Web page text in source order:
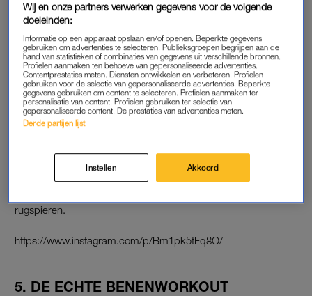
traint je benen, armen en jecore. Eenfull-body workoutdus.
https://www.instagram.com/p/BqpnBovl-0J/
4. ‘AB WHEEL WORKOUT’, MAAR
DAN ANDERS
rugspieren.
https://www.instagram.com/p/Bm1pk5tFq8O/
5. DE ECHTE BENENWORKOUT
Wij en onze partners verwerken gegevens voor de volgende
doeleinden:
Informatie op een apparaat opslaan en/of openen. Beperkte gegevens
gebruiken om advertenties te selecteren. Publieksgroepen begrijpen aan de
hand van statistieken of combinaties van gegevens uit verschillende bronnen.
Profielen aanmaken ten behoeve van gepersonaliseerde advertenties.
Contentprestaties meten. Diensten ontwikkelen en verbeteren. Profielen
gebruiken voor de selectie van gepersonaliseerde advertenties. Beperkte
gegevens gebruiken om content te selecteren. Profielen aanmaken ter
personalisatie van content. Profielen gebruiken ter selectie van
gepersonaliseerde content. De prestaties van advertenties meten.
Derde partijen lijst
Instellen Akkoord